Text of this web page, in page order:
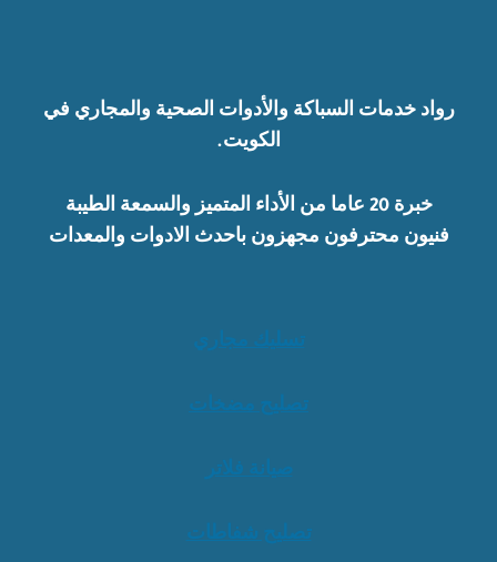
رواد خدمات السباكة والأدوات الصحية والمجاري في
الكويت.
خبرة 20 عاما من الأداء المتميز والسمعة الطيبة
فنيون محترفون مجهزون باحدث الادوات والمعدات
تسليك مجاري
تصليح مضخات
صيانة فلاتر
تصليح شفاطات